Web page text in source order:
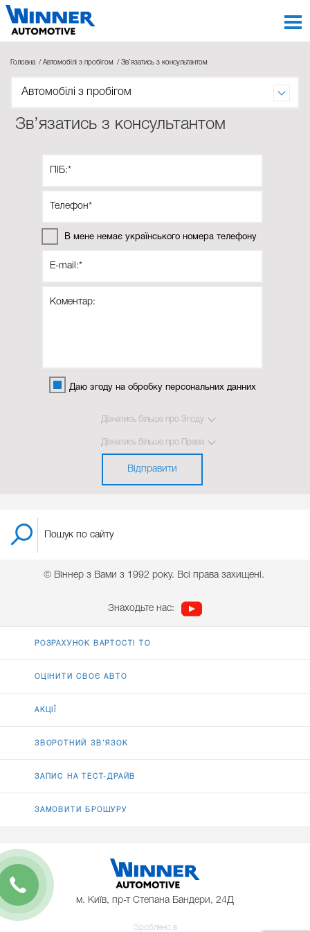
Головна Автомобілі з пробігом Зв’язатись з консультантом
Автомобілі з пробігом
Зв’язатись з консультантом
В мене немає українського номера телефону
Даю згоду на обробку персональних данних
Дізнатись більше про Згоду
Дізнатись більше про Права
Відправити
© Віннер з Вами з 1992 року. Всі права захищені.
Знаходьте нас:
РОЗРАХУНОК ВАРТОСТІ ТО
ОЦІНИТИ СВОЄ АВТО
АКЦІЇ
ЗВОРОТНИЙ ЗВ’ЯЗОК
ЗАПИС НА ТЕСТ-ДРАЙВ
ЗАМОВИТИ БРОШУРУ
м. Київ, пр-т Степана Бандери, 24Д
Зроблено в